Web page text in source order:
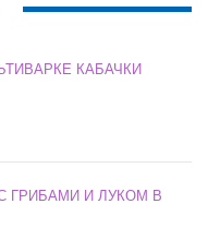
КАБАЧКИ
ГРИБАМИ И ЛУКОМ В